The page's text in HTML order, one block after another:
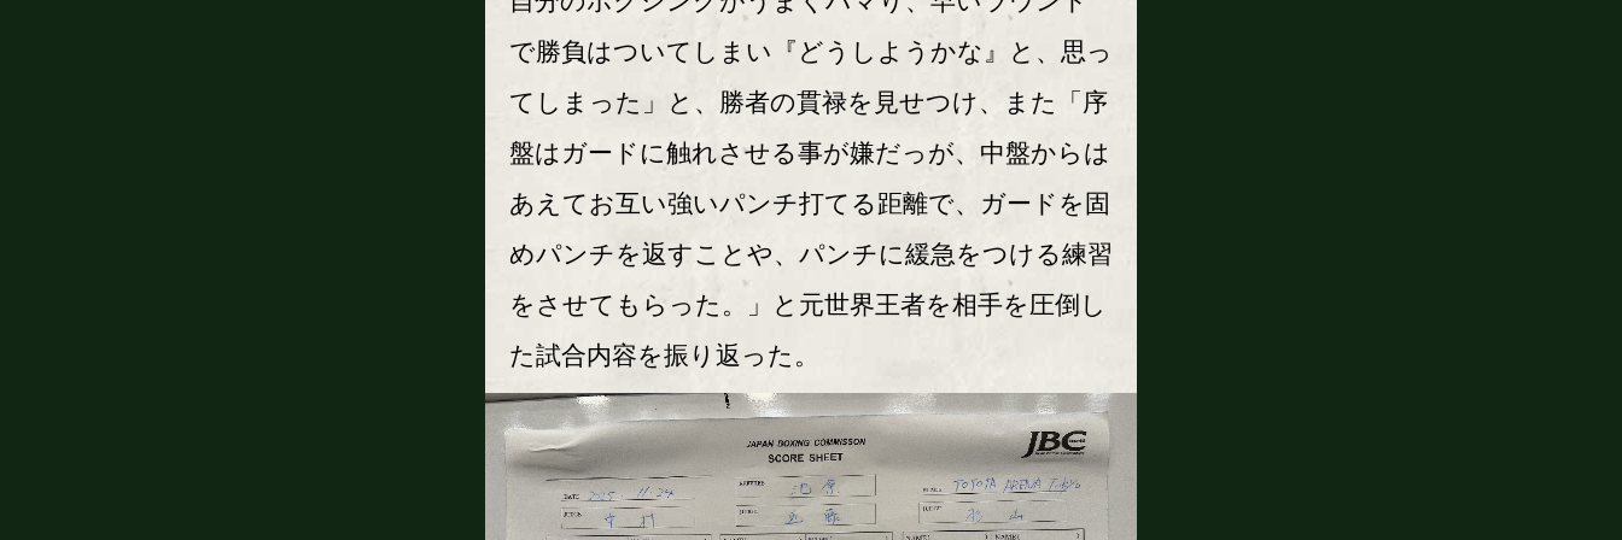
で勝負はついてしまい『どうしようかな』と、思っ
てしまった」と、勝者の貫禄を見せつけ、また「序
盤はガードに触れさせる事が嫌だっが、中盤からは
あえてお互い強いパンチ打てる距離で、ガードを固
めパンチを返すことや、パンチに緩急をつける練習
をさせてもらった。」と元世界王者を相手を圧倒し
た試合内容を振り返った。